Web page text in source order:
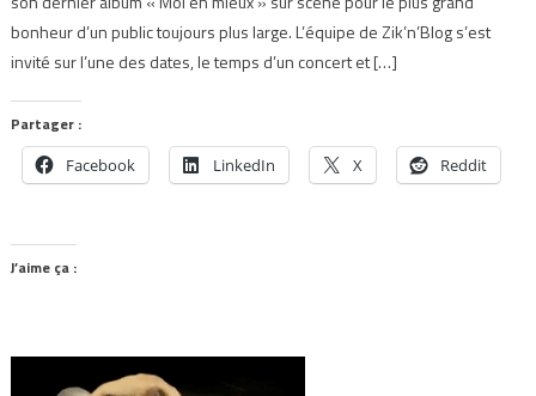
bonheur d’un public toujours plus large. L’équipe de Zik’n’Blog s’est
invité sur l’une des dates, le temps d’un concert et […]
Partager :
Facebook LinkedIn X Reddit
J’aime ça :